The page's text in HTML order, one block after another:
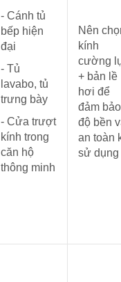
- Cánh tủ
bếp hiện
đại
- Tủ
lavabo, tủ
trưng bày
- Cửa trượt
kính trong
căn hộ
thông minh
Nên
kính
cường
+ bản lề
hơi để
đảm bảo
độ bền
an toàn
sử dụng